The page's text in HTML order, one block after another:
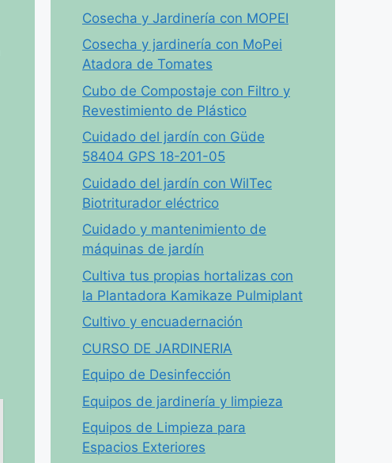
Cosecha y Jardinería con MOPEI
Cosecha y jardinería con MoPei
Atadora de Tomates
Cubo de Compostaje con Filtro y
Revestimiento de Plástico
Cuidado del jardín con Güde
58404 GPS 18-201-05
Cuidado del jardín con WilTec
Biotriturador eléctrico
Cuidado y mantenimiento de
máquinas de jardín
Cultiva tus propias hortalizas con
la Plantadora Kamikaze Pulmiplant
Cultivo y encuadernación
CURSO DE JARDINERIA
Equipo de Desinfección
Equipos de jardinería y limpieza
Equipos de Limpieza para
Espacios Exteriores